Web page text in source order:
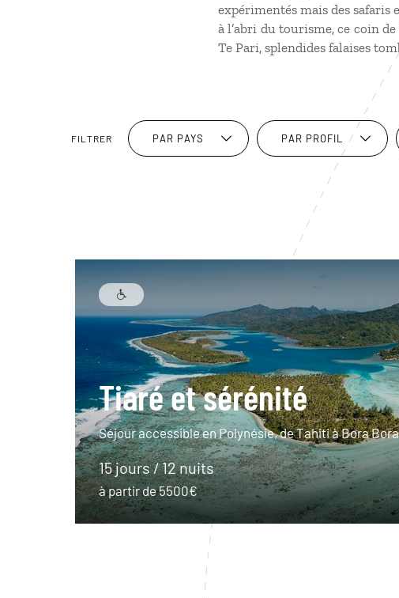
expérimentés mais des safaris
à l’abri du tourisme, ce coin
Te Pari, splendides falaises
FILTRER PAR PAYS PAR PROFIL
Tiaré et sérénité
Séjour accessible en Polynésie, de Tahiti à Bora
15 jours / 12 nuits
à partir de 5500€